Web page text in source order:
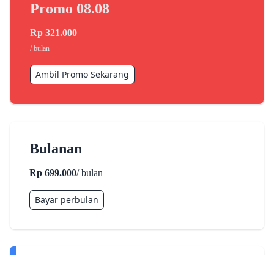
Promo 08.08
Rp 321.000
/ bulan
Ambil Promo Sekarang
Bulanan
Rp 699.000/ bulan
Bayar perbulan